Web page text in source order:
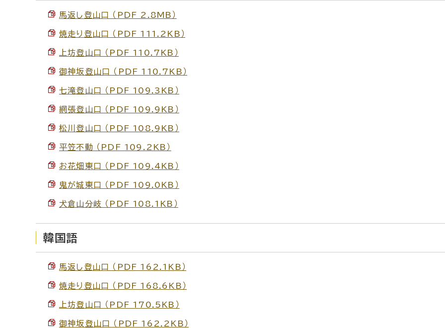
馬返し登山口 （PDF 2.8MB）
焼走り登山口 （PDF 111.2KB）
上坊登山口 （PDF 110.7KB）
御神坂登山口 （PDF 110.7KB）
七滝登山口 （PDF 109.3KB）
網張登山口 （PDF 109.9KB）
松川登山口 （PDF 108.9KB）
平笠不動 （PDF 109.2KB）
お花畑東口 （PDF 109.4KB）
鬼が城東口 （PDF 109.0KB）
犬倉山分岐 （PDF 108.1KB）
韓国語
馬返し登山口 （PDF 162.1KB）
焼走り登山口 （PDF 168.6KB）
上坊登山口 （PDF 170.5KB）
御神坂登山口 （PDF 162.2KB）